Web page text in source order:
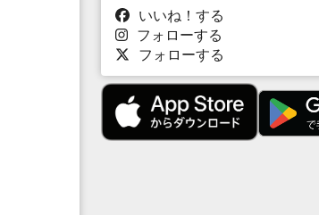
いいね！する
フォローする
フォローする